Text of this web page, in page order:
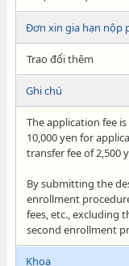
Đơn xin gia hạn nộp
Trao đổi thêm
Ghi chú
The application fee
10,000 yen for
transfer fee of 2,500
By submitting the
enrollment
fees, etc., excluding
second enrollment
Khoa